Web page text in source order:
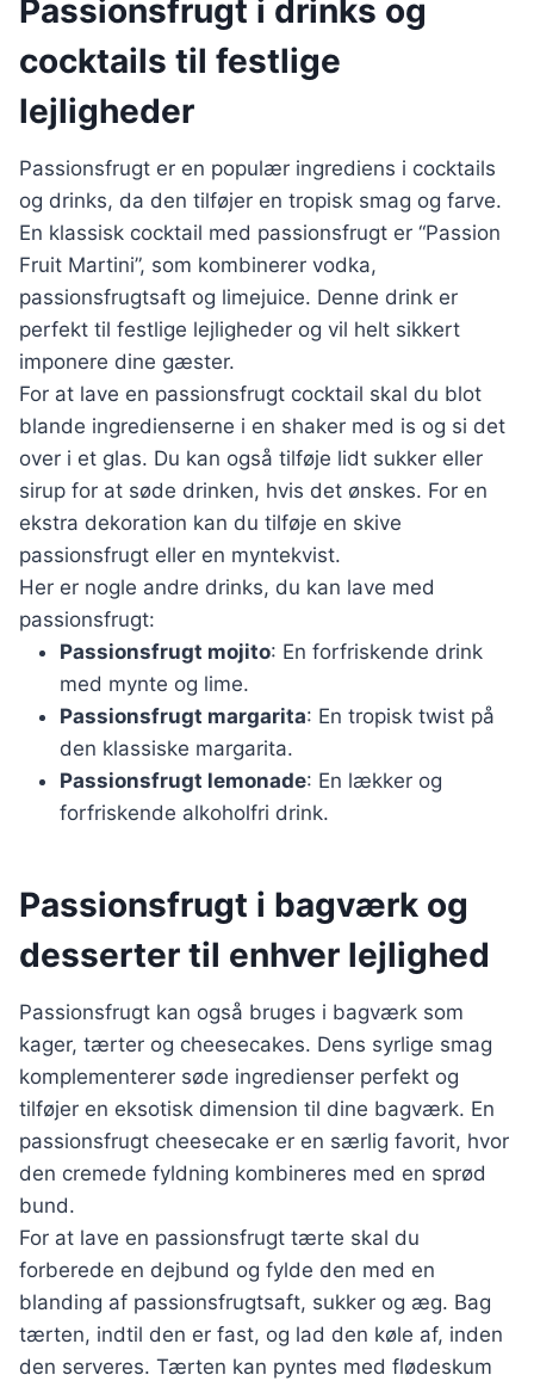
Passionsfrugt i drinks og
cocktails til festlige
lejligheder
Passionsfrugt er en populær ingrediens i cocktails
og drinks, da den tilføjer en tropisk smag og farve.
En klassisk cocktail med passionsfrugt er “Passion
Fruit Martini”, som kombinerer vodka,
passionsfrugtsaft og limejuice. Denne drink er
perfekt til festlige lejligheder og vil helt sikkert
imponere dine gæster.
For at lave en passionsfrugt cocktail skal du blot
blande ingredienserne i en shaker med is og si det
over i et glas. Du kan også tilføje lidt sukker eller
sirup for at søde drinken, hvis det ønskes. For en
ekstra dekoration kan du tilføje en skive
passionsfrugt eller en myntekvist.
Her er nogle andre drinks, du kan lave med
passionsfrugt:
Passionsfrugt mojito: En forfriskende drink
med mynte og lime.
Passionsfrugt margarita: En tropisk twist på
den klassiske margarita.
Passionsfrugt lemonade: En lækker og
forfriskende alkoholfri drink.
Passionsfrugt i bagværk og
desserter til enhver lejlighed
Passionsfrugt kan også bruges i bagværk som
kager, tærter og cheesecakes. Dens syrlige smag
komplementerer søde ingredienser perfekt og
tilføjer en eksotisk dimension til dine bagværk. En
passionsfrugt cheesecake er en særlig favorit, hvor
den cremede fyldning kombineres med en sprød
bund.
For at lave en passionsfrugt tærte skal du
forberede en dejbund og fylde den med en
blanding af passionsfrugtsaft, sukker og æg. Bag
tærten, indtil den er fast, og lad den køle af, inden
den serveres. Tærten kan pyntes med flødeskum